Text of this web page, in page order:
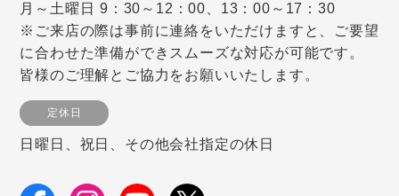
月～土曜日 9：30～12：00、13：00～17：30
※ご来店の際は事前に連絡をいただけますと、ご要望
に合わせた準備ができスムーズな対応が可能です。
皆様のご理解とご協力をお願いいたします。
定休日
日曜日、祝日、その他会社指定の休日